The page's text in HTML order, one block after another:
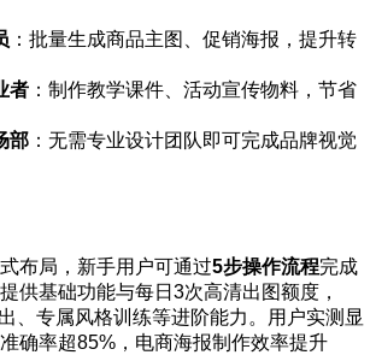
：批量生成商品主图、促销海报，提升转
者 ：制作教学课件、活动宣传物料，节省
部 ：无需专业设计团队即可完成品牌视觉
布局，新手用户可通过5步操作流程完成
供基础功能与每日3次高清出图额度，
、专属风格训练等进阶能力。用户实测显
确率超85%，电商海报制作效率提升